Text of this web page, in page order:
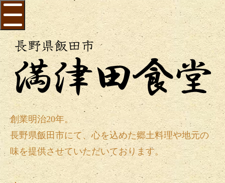
創業明治20年。
長野県飯田市にて、心を込めた郷土料理や地元の
味を提供させていただいております。